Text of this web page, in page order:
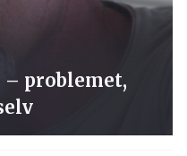
problemet,